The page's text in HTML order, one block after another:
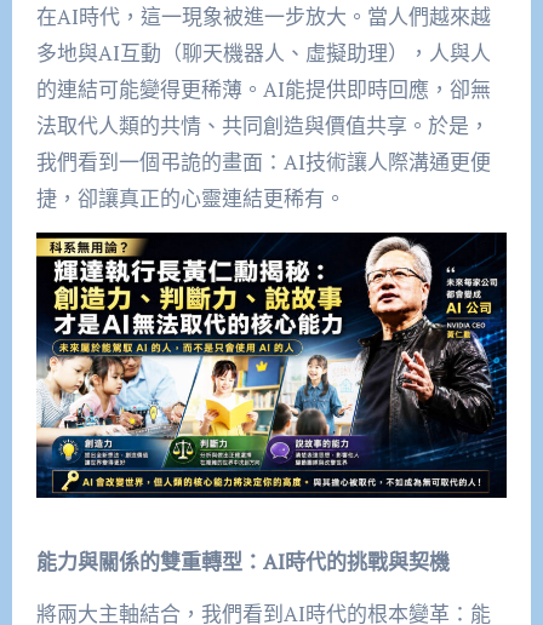
在AI時代，這一現象被進一步放大。當人們越來越
多地與AI互動（聊天機器人、虛擬助理），人與人
的連結可能變得更稀薄。AI能提供即時回應，卻無
法取代人類的共情、共同創造與價值共享。於是，
我們看到一個弔詭的畫面：AI技術讓人際溝通更便
捷，卻讓真正的心靈連結更稀有。
能力與關係的雙重轉型：AI時代的挑戰與契機
將兩大主軸結合，我們看到AI時代的根本變革：能